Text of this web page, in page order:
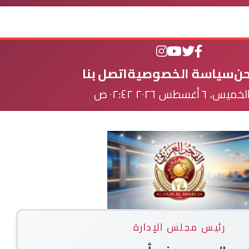
سياسة الخصوصيةاتصل بنا
الخميس، ٦ أغسطس ٢٠٢٦ ٠٢:٤٢ ص
رئيس مجلس الإدارة